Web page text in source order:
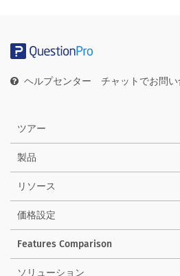
ヘルプセンター チャットでお問
ツアー
製品
リソース
価格設定
Features Comparison
ソリューション